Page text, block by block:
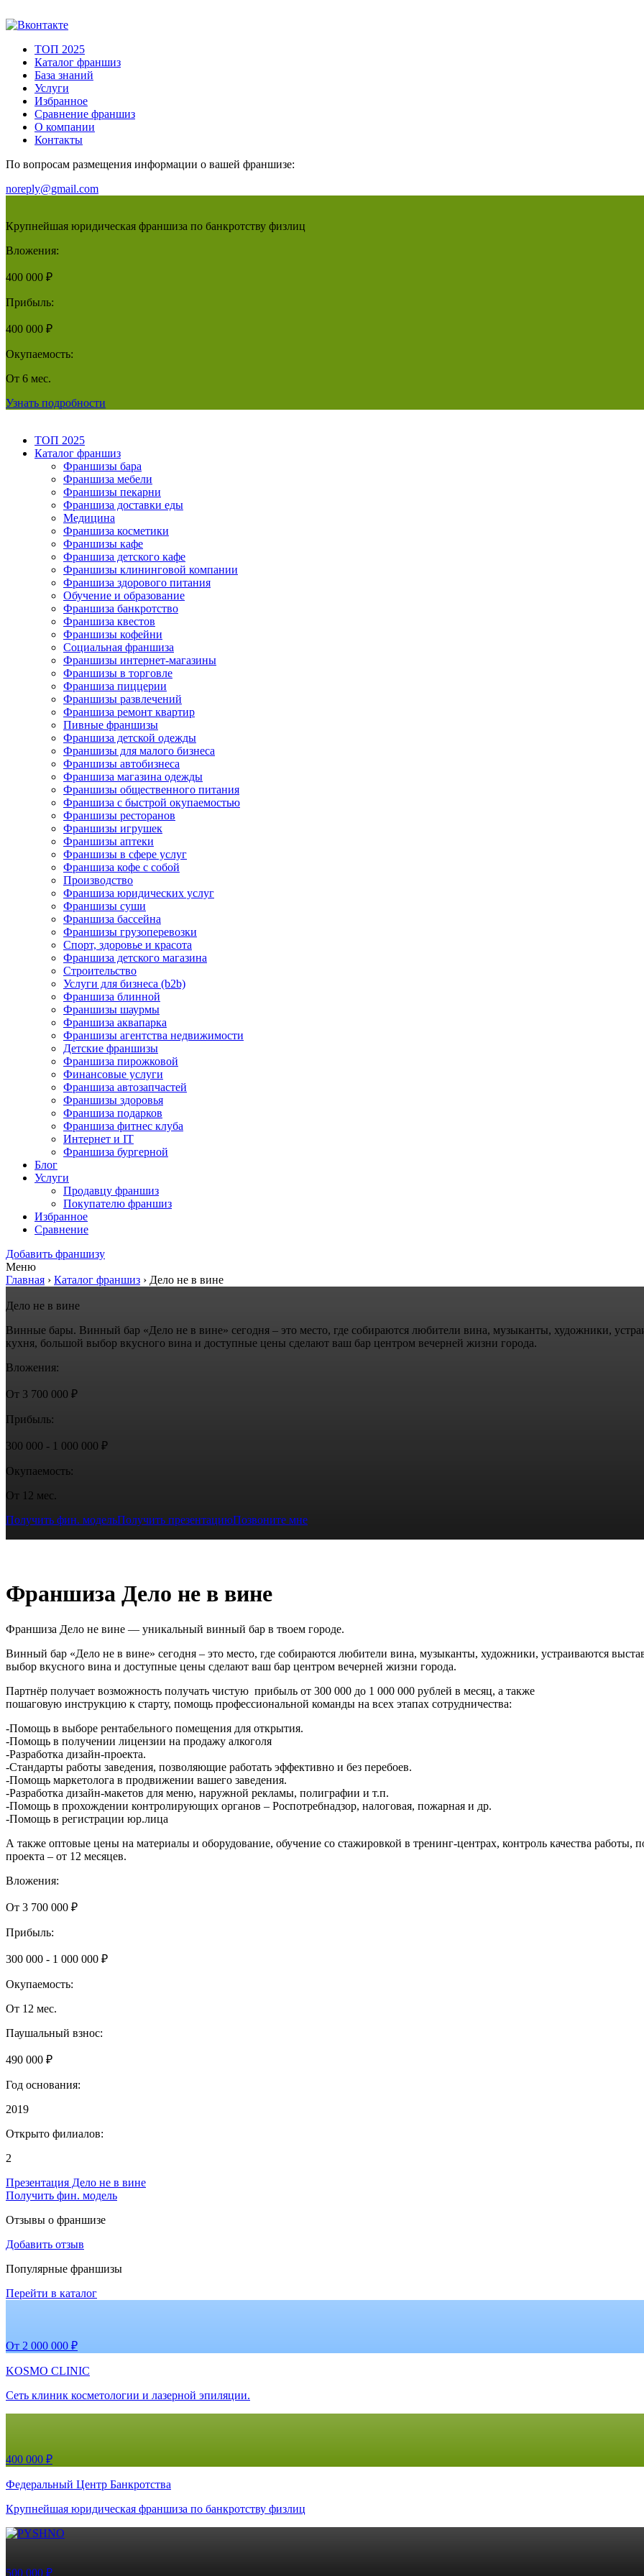
ТОП 2025
Каталог франшиз
База знаний
Услуги
Избранное
Сравнение франшиз
О компании
Контакты
По вопросам размещения информации о вашей франшизе:
noreply@gmail.com
Крупнейшая юридическая франшиза по банкротству физлиц
Вложения:
400 000 ₽
Прибыль:
400 000 ₽
Окупаемость:
От 6 мес.
Узнать подробности
ТОП 2025
Каталог франшиз
Франшизы бара
Франшиза мебели
Франшизы пекарни
Франшиза доставки еды
Медицина
Франшиза косметики
Франшизы кафе
Франшиза детского кафе
Франшизы клининговой компании
Франшиза здорового питания
Обучение и образование
Франшиза банкротство
Франшиза квестов
Франшизы кофейни
Социальная франшиза
Франшизы интернет-магазины
Франшизы в торговле
Франшиза пиццерии
Франшизы развлечений
Франшиза ремонт квартир
Пивные франшизы
Франшиза детской одежды
Франшизы для малого бизнеса
Франшизы автобизнеса
Франшиза магазина одежды
Франшизы общественного питания
Франшиза с быстрой окупаемостью
Франшизы ресторанов
Франшизы игрушек
Франшизы аптеки
Франшизы в сфере услуг
Франшиза кофе с собой
Производство
Франшиза юридических услуг
Франшизы суши
Франшиза бассейна
Франшизы грузоперевозки
Спорт, здоровье и красота
Франшиза детского магазина
Строительство
Услуги для бизнеса (b2b)
Франшиза блинной
Франшизы шаурмы
Франшиза аквапарка
Франшизы агентства недвижимости
Детские франшизы
Франшиза пирожковой
Финансовые услуги
Франшиза автозапчастей
Франшизы здоровья
Франшиза подарков
Франшиза фитнес клуба
Интернет и IT
Франшиза бургерной
Блог
Услуги
Продавцу франшиз
Покупателю франшиз
Избранное
Сравнение
Добавить франшизу
Меню
Главная › Каталог франшиз › Дело не в вине
Дело не в вине
Винные бары. Винный бар «Дело не в вине» сегодня – это место, где собираются любители вина, музыканты, художники,
кухня, большой выбор вкусного вина и доступные цены сделают ваш бар центром вечерней жизни города.
Вложения:
От 3 700 000 ₽
Прибыль:
300 000 - 1 000 000 ₽
Окупаемость:
От 12 мес.
Получить фин. модельПолучить презентациюПозвоните мне
Франшиза Дело не в вине
Франшиза Дело не вине — уникальный винный бар в твоем городе.
Винный бар «Дело не в вине» сегодня – это место, где собираются любители вина, музыканты, художники, устраиваются
выбор вкусного вина и доступные цены сделают ваш бар центром вечерней жизни города.
Партнёр получает возможность получать чистую прибыль от 300 000 до 1 000 000 рублей в месяц, а также
пошаговую инструкцию к старту, помощь профессиональной команды на всех этапах сотрудничества:
-Помощь в выборе рентабельного помещения для открытия.
-Помощь в получении лицензии на продажу алкоголя
-Разработка дизайн-проекта.
-Стандарты работы заведения, позволяющие работать эффективно и без перебоев.
-Помощь маркетолога в продвижении вашего заведения.
-Разработка дизайн-макетов для меню, наружной рекламы, полиграфии и т.п.
-Помощь в прохождении контролирующих органов – Роспотребнадзор, налоговая, пожарная и др.
-Помощь в регистрации юр.лица
А также оптовые цены на материалы и оборудование, обучение со стажировкой в тренинг-центрах, контроль качества
проекта – от 12 месяцев.
Вложения:
От 3 700 000 ₽
Прибыль:
300 000 - 1 000 000 ₽
Окупаемость:
От 12 мес.
Паушальный взнос:
490 000 ₽
Год основания:
2019
Открыто филиалов:
2
Презентация Дело не в вине
Получить фин. модель
Отзывы о франшизе
Добавить отзыв
Популярные франшизы
Перейти в каталог
От 2 000 000 ₽
KOSMO CLINIC
Сеть клиник косметологии и лазерной эпиляции.
400 000 ₽
Федеральный Центр Банкротства
Крупнейшая юридическая франшиза по банкротству физлиц
500 000 ₽